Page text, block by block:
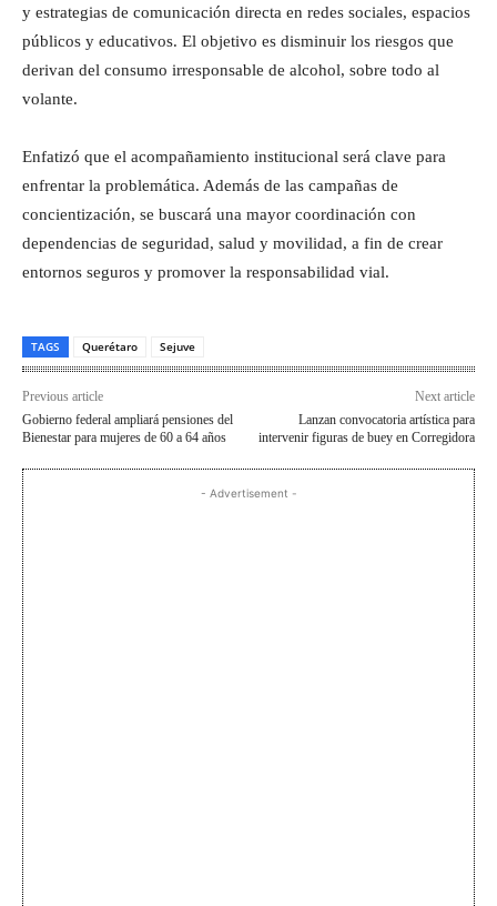
y estrategias de comunicación directa en redes sociales, espacios
públicos y educativos. El objetivo es disminuir los riesgos que
derivan del consumo irresponsable de alcohol, sobre todo al
volante.
Enfatizó que el acompañamiento institucional será clave para
enfrentar la problemática. Además de las campañas de
concientización, se buscará una mayor coordinación con
dependencias de seguridad, salud y movilidad, a fin de crear
entornos seguros y promover la responsabilidad vial.
TAGS Querétaro Sejuve
Previous article
Gobierno federal ampliará pensiones del
Bienestar para mujeres de 60 a 64 años
Next article
Lanzan convocatoria artística para
intervenir figuras de buey en Corregidora
- Advertisement -